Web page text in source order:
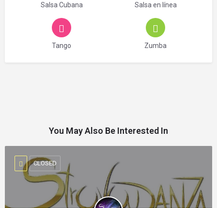
Salsa Cubana Salsa en línea
Tango Zumba
You May Also Be Interested In
CLOSED